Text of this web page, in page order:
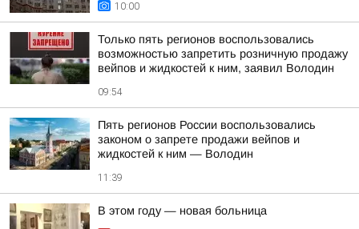
10:00
Только пять регионов воспользовались
возможностью запретить розничную продажу
вейпов и жидкостей к ним, заявил Володин
09:54
Пять регионов России воспользовались
законом о запрете продажи вейпов и
жидкостей к ним — Володин
11:39
В этом году — новая больница